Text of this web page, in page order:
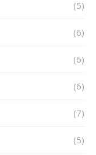
(5)
(6)
(6)
(6)
(7)
(5)